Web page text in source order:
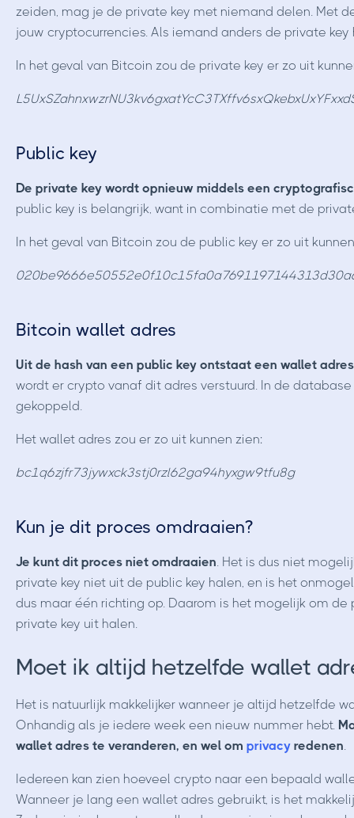
zeiden, mag je de private key met niemand delen. Met
jouw cryptocurrencies. Als iemand anders de private
In het geval van Bitcoin zou de private key er zo uit
Public key
De private key wordt opnieuw middels een
public key is belangrijk, want in combinatie met de
In het geval van Bitcoin zou de public key er zo uit
Bitcoin wallet adres
Uit de hash van een public key ontstaat een wallet adres
wordt er crypto vanaf dit adres verstuurd. In de
gekoppeld.
Het wallet adres zou er zo uit kunnen zien:
bc1q6zjfr73jywxck3stj0rzl62ga94hyxgw9tfu8g
Kun je dit proces omdraaien?
Je kunt dit proces niet omdraaien . Het is dus niet
private key niet uit de public key halen, en is het
dus maar één richting op. Daarom is het mogelijk om
private key uit halen.
Moet ik altijd hetzelfde wallet
Het is natuurlijk makkelijker wanneer je altijd hetzelfde
Onhandig als je iedere week een nieuw nummer hebt.
wallet adres te veranderen, en wel om privacy redenen
Iedereen kan zien hoeveel crypto naar een bepaald
Wanneer je lang een wallet adres gebruikt, is het